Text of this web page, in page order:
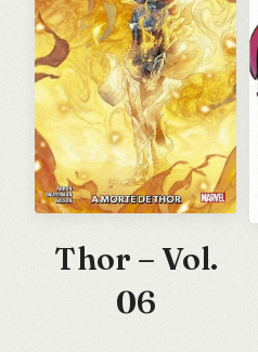
Thor – Vol.
06